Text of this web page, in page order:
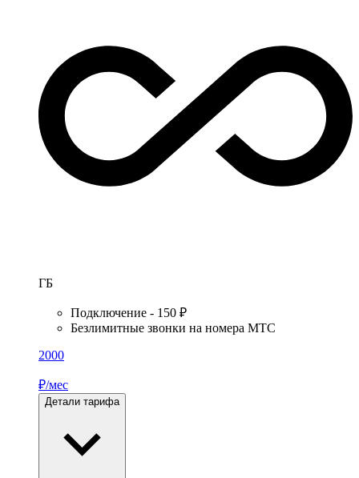
ГБ
Подключение - 150 ₽
Безлимитные звонки на номера МТС
2000
₽/мес
Детали тарифа